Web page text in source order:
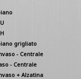
grigliato
- Centrale
- Centrale
+ Alzatina